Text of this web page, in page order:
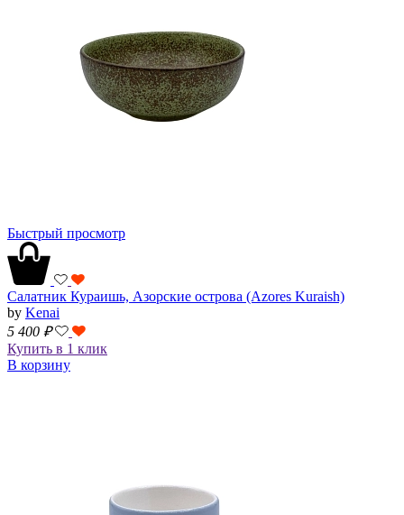
Быстрый просмотр
Салатник Кураишь, Азорские острова (Azores Kuraish)
by Kenai
5 400 ₽
Купить в 1 клик
В корзину